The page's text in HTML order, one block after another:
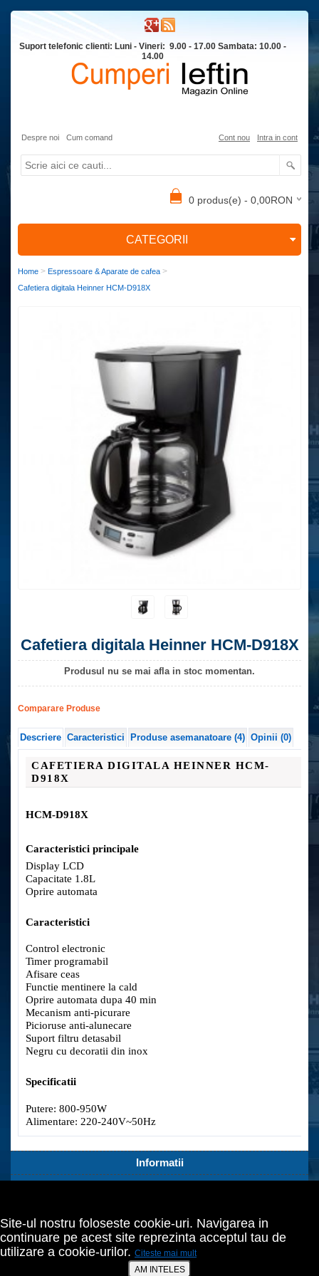
Suport telefonic clienti: Luni - Vineri: 9.00 - 17.00 Sambata: 10.00 -
14.00
Despre noi Cum comand Cont nou Intra in cont
0 produs(e) - 0,00RON
CATEGORII
Home > Espressoare & Aparate de cafea >
Cafetiera digitala Heinner HCM-D918X
Cafetiera digitala Heinner HCM-D918X
Produsul nu se mai afla in stoc momentan.
Comparare Produse
Descriere Caracteristici Produse asemanatoare (4) Opinii (0)
CAFETIERA DIGITALA HEINNER HCM-
D918X
HCM-D918X
Caracteristici principale
Display LCD
Capacitate 1.8L
Oprire automata
Caracteristici
Control electronic
Timer programabil
Afisare ceas
Functie mentinere la cald
Oprire automata dupa 40 min
Mecanism anti-picurare
Picioruse anti-alunecare
Suport filtru detasabil
Negru cu decoratii din inox
Specificatii
Putere: 800-950W
Alimentare: 220-240V~50Hz
Informatii
Contul tău
Bucuresti,Sect.2,Agricultori nr.18
Site-ul nostru foloseste cookie-uri. Navigarea in
continuare pe acest site reprezinta acceptul tau de
utilizare a cookie-urilor. Citeste mai mult
AM INTELES